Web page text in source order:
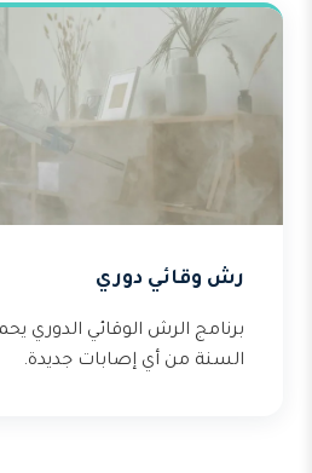
رش وقائي دوري
برنامج الرش الوقائي الدوري
السنة من أي إصابات جديدة.